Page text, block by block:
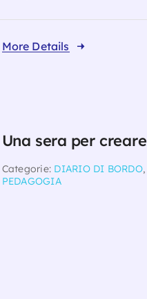
More Details
Una sera per creare
Categorie: DIARIO DI BORDO,
PEDAGOGIA